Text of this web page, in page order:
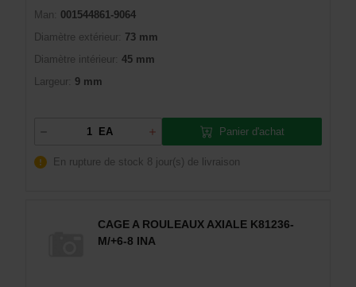
Man:
001544861-9064
Diamètre extérieur: 73 mm
Diamètre intérieur: 45 mm
Largeur: 9 mm
EA Panier d'achat
En rupture de stock 8 jour(s) de livraison
CAGE A ROULEAUX AXIALE K81236-
M/+6-8 INA